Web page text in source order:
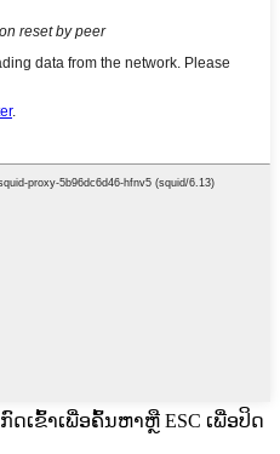
ກົດເຂົ້າເພື່ອຄົ້ນຫາຫຼື ESC ເພື່ອປິດ